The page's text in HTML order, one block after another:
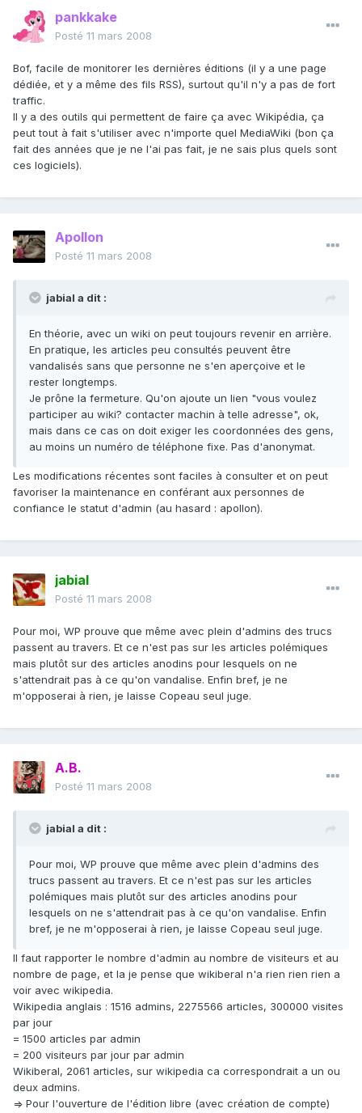
pankkake
Posté 11 mars 2008
Bof, facile de monitorer les dernières éditions (il y a une page
dédiée, et y a même des fils RSS), surtout qu'il n'y a pas de fort
traffic.
Il y a des outils qui permettent de faire ça avec Wikipédia, ça
peut tout à fait s'utiliser avec n'importe quel MediaWiki (bon ça
fait des années que je ne l'ai pas fait, je ne sais plus quels sont
ces logiciels).
Apollon
Posté 11 mars 2008
jabial a dit :
En théorie, avec un wiki on peut toujours revenir en arrière.
En pratique, les articles peu consultés peuvent être
vandalisés sans que personne ne s'en aperçoive et le
rester longtemps.
Je prône la fermeture. Qu'on ajoute un lien "vous voulez
participer au wiki? contacter machin à telle adresse", ok,
mais dans ce cas on doit exiger les coordonnées des gens,
au moins un numéro de téléphone fixe. Pas d'anonymat.
Les modifications récentes sont faciles à consulter et on peut
favoriser la maintenance en conférant aux personnes de
confiance le statut d'admin (au hasard : apollon).
jabial
Posté 11 mars 2008
Pour moi, WP prouve que même avec plein d'admins des trucs
passent au travers. Et ce n'est pas sur les articles polémiques
mais plutôt sur des articles anodins pour lesquels on ne
s'attendrait pas à ce qu'on vandalise. Enfin bref, je ne
m'opposerai à rien, je laisse Copeau seul juge.
A.B.
Posté 11 mars 2008
jabial a dit :
Pour moi, WP prouve que même avec plein d'admins des
trucs passent au travers. Et ce n'est pas sur les articles
polémiques mais plutôt sur des articles anodins pour
lesquels on ne s'attendrait pas à ce qu'on vandalise. Enfin
bref, je ne m'opposerai à rien, je laisse Copeau seul juge.
Il faut rapporter le nombre d'admin au nombre de visiteurs et au
nombre de page, et la je pense que wikiberal n'a rien rien rien a
voir avec wikipedia.
Wikipedia anglais : 1516 admins, 2275566 articles, 300000 visites
par jour
= 1500 articles par admin
= 200 visiteurs par jour par admin
Wikiberal, 2061 articles, sur wikipedia ca correspondrait a un ou
deux admins.
=> Pour l'ouverture de l'édition libre (avec création de compte)